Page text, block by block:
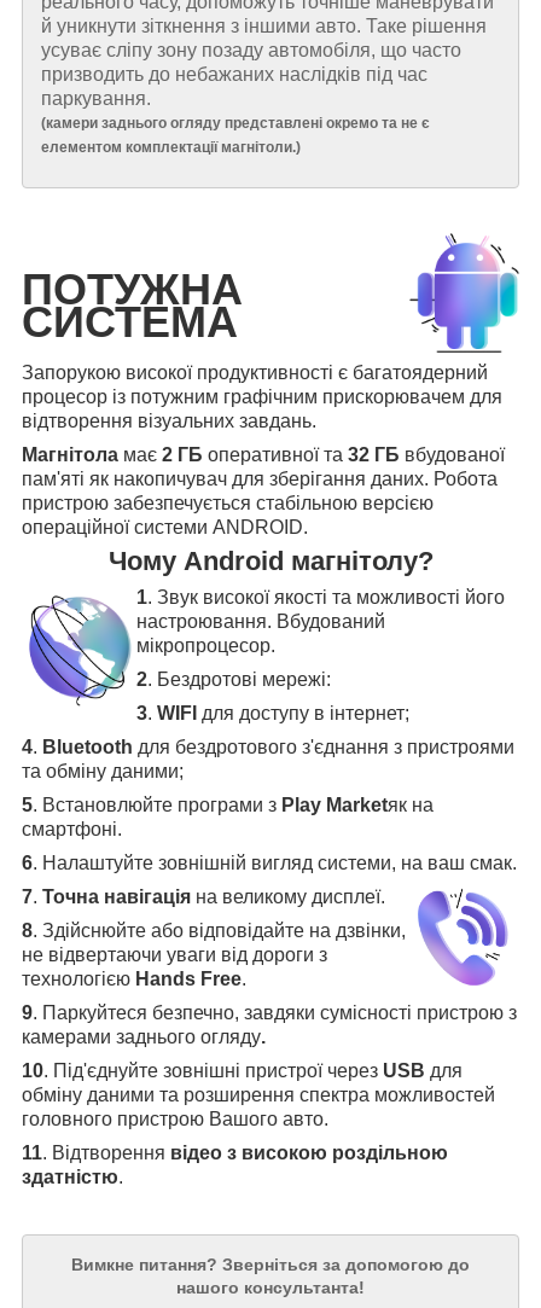
й уникнути зіткнення з іншими авто. Таке рішення
усуває сліпу зону позаду автомобіля, що часто
призводить до небажаних наслідків під час
паркування.
(камери заднього огляду представлені окремо та не є
елементом комплектації магнітоли.)
ПОТУЖНА
СИСТЕМА
Запорукою високої продуктивності є багатоядерний
процесор із потужним графічним прискорювачем для
відтворення візуальних завдань.
Магнітола має 2 ГБ оперативної та 32 ГБ вбудованої
пам'яті як накопичувач для зберігання даних. Робота
пристрою забезпечується стабільною версією
операційної системи ANDROID.
Чому Android магнітолу?
1. Звук високої якості та можливості його
настроювання. Вбудований
мікропроцесор.
2. Бездротові мережі:
3. WIFI для доступу в інтернет;
4. Bluetooth для бездротового з'єднання з пристроями
та обміну даними;
5. Встановлюйте програми з Play Marketяк на
смартфоні.
6. Налаштуйте зовнішній вигляд системи, на ваш смак.
7. Точна навігація на великому дисплеї.
8. Здійснюйте або відповідайте на дзвінки,
не відвертаючи уваги від дороги з
технологією Hands Free.
9. Паркуйтеся безпечно, завдяки сумісності пристрою з
камерами заднього огляду.
10. Під'єднуйте зовнішні пристрої через USB для
обміну даними та розширення спектра можливостей
головного пристрою Вашого авто.
11. Відтворення відео з високою роздільною
здатністю.
Вимкне питання? Зверніться за допомогою до
нашого консультанта!